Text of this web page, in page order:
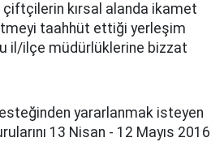
çiftçilerin kırsal alanda ikamet
taahhüt ettiği yerleşim
il/ilçe müdürlüklerine bizzat
yararlanmak isteyen
13 Nisan - 12 Mayıs 2016